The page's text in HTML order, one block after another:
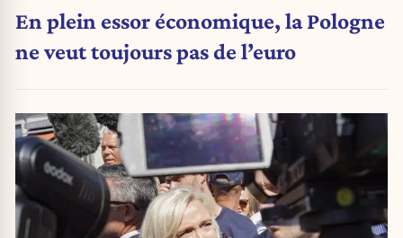
En plein essor économique, la Pologne
ne veut toujours pas de l’euro